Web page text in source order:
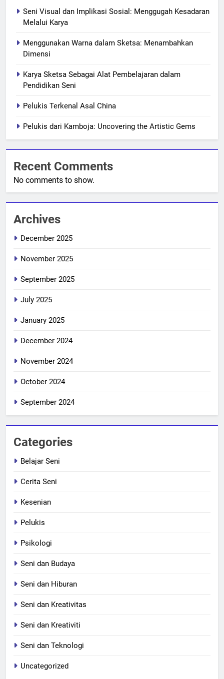
Seni Visual dan Implikasi Sosial: Menggugah Kesadaran
Melalui Karya
Menggunakan Warna dalam Sketsa: Menambahkan
Dimensi
Karya Sketsa Sebagai Alat Pembelajaran dalam
Pendidikan Seni
Pelukis Terkenal Asal China
Pelukis dari Kamboja: Uncovering the Artistic Gems
Recent Comments
No comments to show.
Archives
December 2025
November 2025
September 2025
July 2025
January 2025
December 2024
November 2024
October 2024
September 2024
Categories
Belajar Seni
Cerita Seni
Kesenian
Pelukis
Psikologi
Seni dan Budaya
Seni dan Hiburan
Seni dan Kreativitas
Seni dan Kreativiti
Seni dan Teknologi
Uncategorized